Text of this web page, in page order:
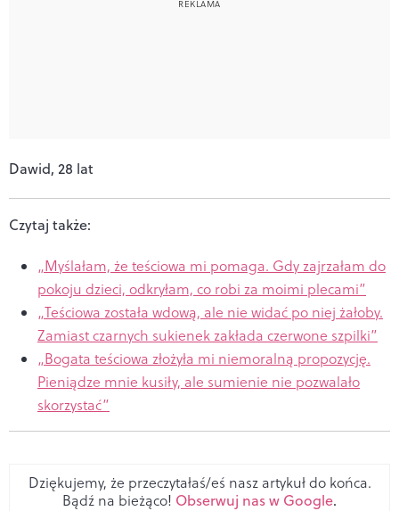
Dawid, 28 lat
Czytaj także:
„Myślałam, że teściowa mi pomaga. Gdy zajrzałam do
pokoju dzieci, odkryłam, co robi za moimi plecami”
„Teściowa została wdową, ale nie widać po niej żałoby.
Zamiast czarnych sukienek zakłada czerwone szpilki”
„Bogata teściowa złożyła mi niemoralną propozycję.
Pieniądze mnie kusiły, ale sumienie nie pozwalało
skorzystać”
Dziękujemy, że przeczytałaś/eś nasz artykuł do końca.
Bądź na bieżąco! Obserwuj nas w Google.